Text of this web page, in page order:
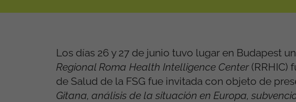
Los días 26 y 27 de junio tuvo lugar en Budapest
Regional Roma Health Intelligence Center (RRHIC)
de Salud de la FSG fue invitada con objeto de
Gitana, análisis de la situación en Europa,